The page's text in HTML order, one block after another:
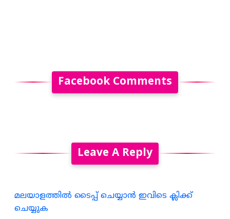
Facebook Comments
Leave A Reply
മലയാളത്തില്‍ ടൈപ്പ് ചെയ്യാന്‍ ഇവിടെ ക്ലിക്ക്
ചെയ്യുക